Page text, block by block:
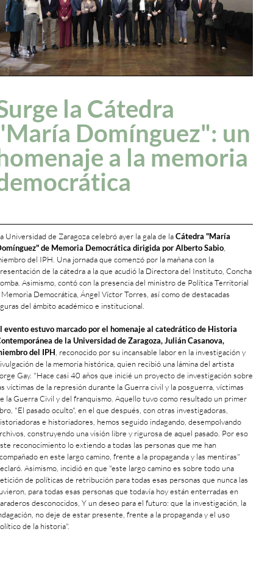
la Cátedra
Domínguez": un
a la memoria
Universidad de Zaragoza celebró ayer la gala de laCátedra "María
de Memoria Democrática dirigida por Alberto Sabio
del IPH. Una jornada que comenzó por la mañana con la
de la cátedra a la que acudió la Directora del Instituto, Concha
Asimismo, contó con la presencia del ministro de Política Territorial
Memoria Democrática, Ángel Víctor Torres, así como de destacadas
del ámbito académico e institucional.
evento estuvo marcado por el homenaje al catedrático de Historia
de la Universidad de Zaragoza, Julián Casanova,
del IPH , reconocido por su incansable labor en la investigación y
de la memoria histórica, quien recibió una lámina del artista
Gay. "Hace casi 40 años que inicié un proyecto de investigación sobre
víctimas de la represión durante la Guerra civil y la posguerra, víctimas
la Guerra Civil y del franquismo. Aquello tuvo como resultado un primer
"El pasado oculto", en el que después, con otras investigadoras,
e historiadores, hemos seguido indagando, desempolvando
construyendo una visión libre y rigurosa de aquel pasado. Por eso
reconocimiento lo extiendo a todas las personas que me han
en este largo camino, frente a la propaganda y las mentiras"
Asimismo, incidió en que "este largo camino es sobre todo una
de políticas de retribución para todas esas personas que nunca las
para todas esas personas que todavía hoy están enterradas en
desconocidos, Y un deseo para el futuro: que la investigación, la
no deje de estar presente, frente a la propaganda y el uso
de la historia".